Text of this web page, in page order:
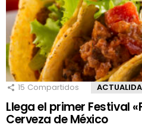
15 Compartidos
Llega el primer Festival
Cerveza de México